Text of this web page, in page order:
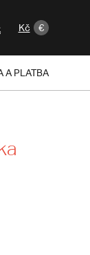
Kč €
A PLATBA